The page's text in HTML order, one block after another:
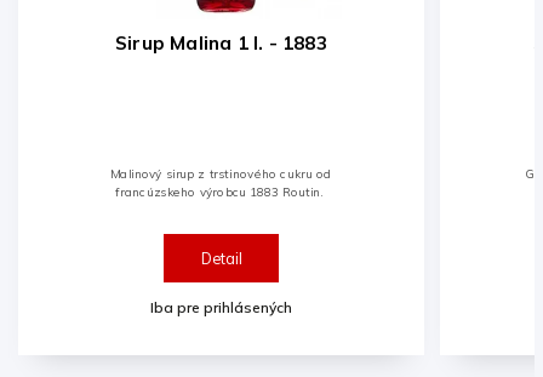
Sirup Gaštan 1 l. - 1883
Iba pre prihlásených
Detail
Gaštanový sirup z trstinového cukru od
francúzskeho výrobcu 1883 Routin.